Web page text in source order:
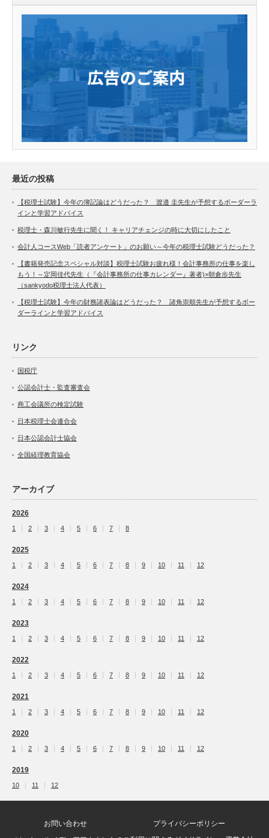
最近の投稿
【税理士試験】今年の簿記論はどうだった？ 渡邉 圭先生が予想するボーダーラ
インと学習アドバイス
税理士・森川敏行先生に聞く！ キャリアチェンジの時に大切にしたこと
会計人コースWeb「読者アンケート」のお願い～今年の税理士試験どうだった？
【書籍発売記念スペシャル対談】税理士試験お疲れ様！会計事務所の仕事を楽し
もう！～定岡佳代先生（『会計事務所の仕事カレンダー』著者)×朝倉歩先生
（sankyodo税理士法人代表）
【税理士試験】今年の財務諸表論はどうだった？ 諸角崇順先生が予想するボー
ダーラインと学習アドバイス
リンク
国税庁
公認会計士・監査審査会
商工会議所の検定試験
日本税理士会連合会
日本公認会計士協会
全国経理教育協会
アーカイブ
2026
1 2 3 4 5 6 7 8
2025
1 2 3 4 5 6 7 8 9 10 11 12
2024
1 2 3 4 5 6 7 8 9 10 11 12
2023
1 2 3 4 5 6 7 8 9 10 11 12
2022
1 2 3 4 5 6 7 8 9 10 11 12
2021
1 2 3 4 5 6 7 8 9 10 11 12
2020
1 2 3 4 5 6 7 8 9 10 11 12
2019
10 11 12
お問い合わせ
プライバシーポリシー